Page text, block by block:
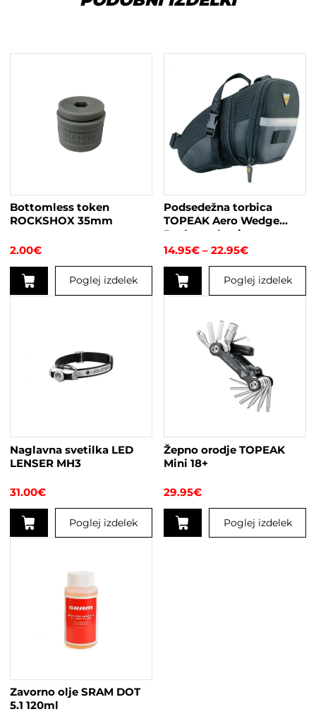
Bottomless token
ROCKSHOX 35mm
2.00€
Poglej izdelek
Podsedežna torbica
TOPEAK Aero Wedge
Pack s trakovi
14.95€ – 22.95€Cenovni
od
14.95€
Poglej izdelek
strani
izdelka
Naglavna svetilka LED
LENSER MH3
31.00€
Poglej izdelek
strani
izdelka
Žepno orodje TOPEAK
Mini 18+
29.95€
Poglej izdelek
Zavorno olje SRAM DOT
5.1 120ml